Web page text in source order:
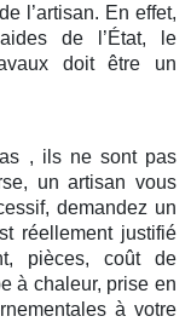
l’artisan. En effet,
de l’État, le
doit être un
, ils ne sont pas
un artisan vous
demandez un
réellement justifié
pièces, coût de
à chaleur, prise en
à votre